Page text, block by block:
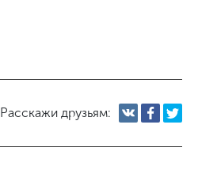
Расскажи друзьям: